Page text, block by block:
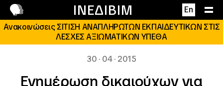
ΙΝΕΔΙΒΙΜ En
Επικοινωνία
Ανακοινώσεις ΣΙΤΙΣΗ ΑΝΑΠΛΗΡΩΤΩΝ ΕΚΠΑΙΔΕΥΤΙΚΩΝ ΣΤΙΣ
ΛΕΣΧΕΣ ΑΞΙΩΜΑΤΙΚΩΝ ΥΠΕΘΑ
30 · 04 · 2015
Ενημέρωση δικαιούχων για